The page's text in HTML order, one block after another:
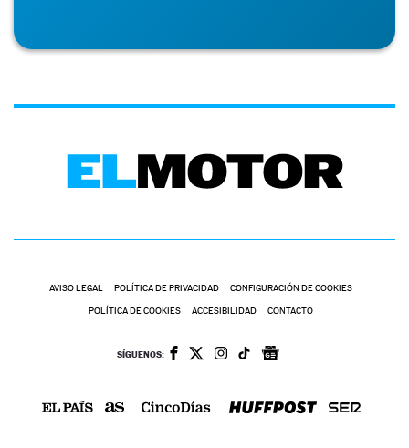
AVISO LEGAL POLÍTICA DE PRIVACIDAD CONFIGURACIÓN DE COOKIES
POLÍTICA DE COOKIES ACCESIBILIDAD CONTACTO
SÍGUENOS: